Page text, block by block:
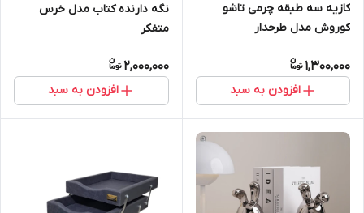
کازیه سه طبقه چرمی تاشو
کوروش مدل طرحدار
1,300,000
افزودن به سبد
نگه دارنده کتاب مدل خرس
متفکر
2,000,000
افزودن به سبد